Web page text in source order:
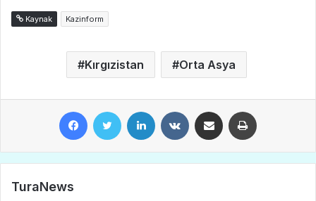
Kaynak Kazinform
Kırgızistan Orta Asya
TuraNews